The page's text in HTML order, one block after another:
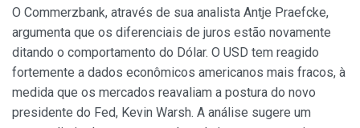
O Commerzbank, através de sua analista Antje Praefcke,
argumenta que os diferenciais de juros estão novamente
ditando o comportamento do Dólar. O USD tem reagido
fortemente a dados econômicos americanos mais fracos, à
medida que os mercados reavaliam a postura do novo
presidente do Fed, Kevin Warsh. A análise sugere um